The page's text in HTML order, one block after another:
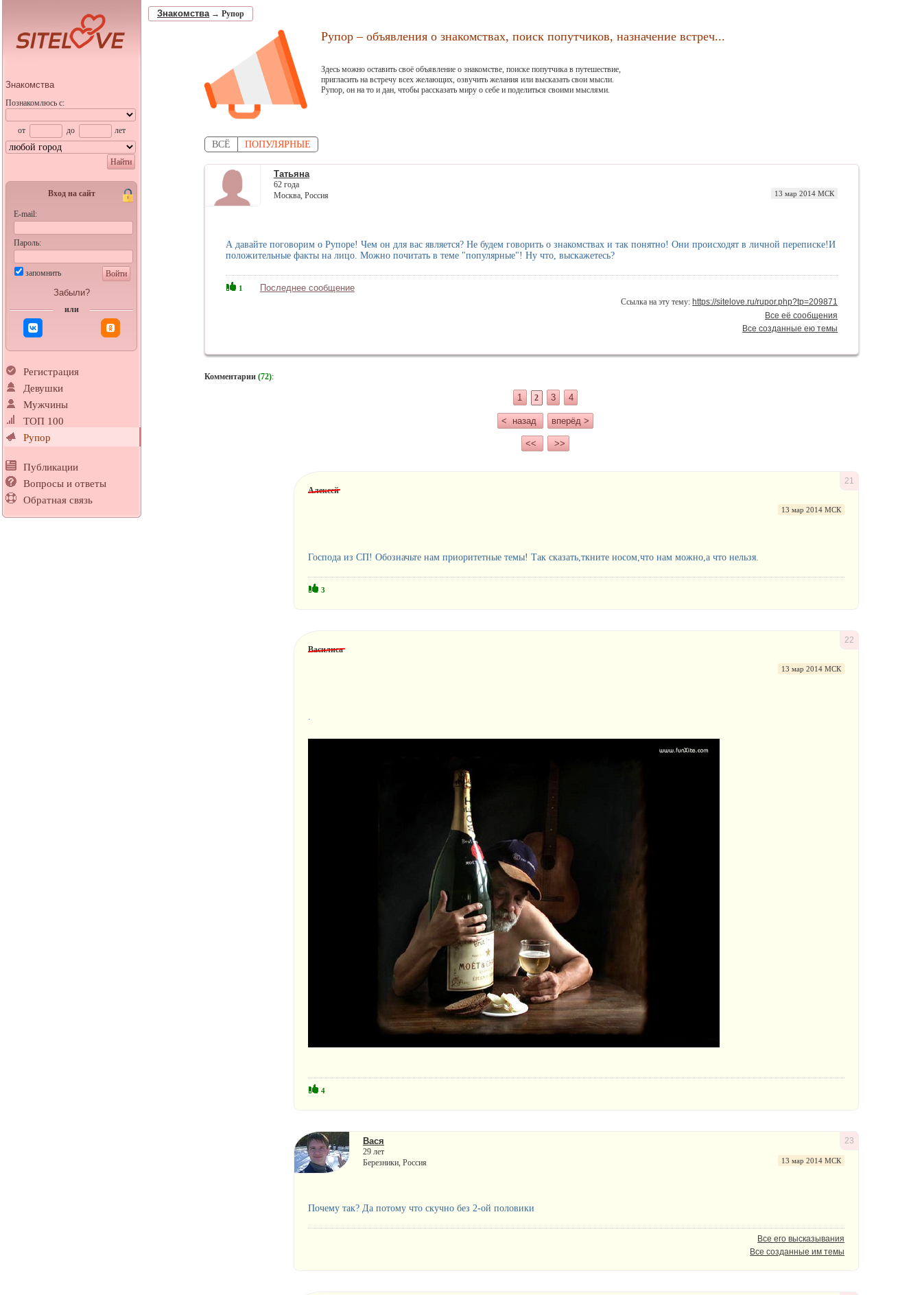
Знакомства
Познакомлюсь с:
от до лет
Найти
Вход на сайт
E-mail:
Пароль:
запомнить Войти
Забыли?
или
Регистрация
Девушки
Мужчины
ТОП 100
Рупор
Публикации
Вопросы и ответы
Обратная связь
Знакомства→ Рупор
Рупор – объявления о знакомствах, поиск попутчиков, назначение встреч...
Здесь можно оставить своё объявление о знакомстве, поиске попутчика в путешествие,
пригласить на встречу всех желающих, озвучить желания или высказать свои мысли.
Рупор, он на то и дан, чтобы рассказать миру о себе и поделиться своими мыслями.
ВСЁ ПОПУЛЯРНЫЕ
Татьяна
62 года
Москва, Россия
13 мар 2014 МСК
А давайте поговорим о Рупоре! Чем он для вас является? Не будем говорить о знакомствах и так понятно! Они происходят в личной переписке!И
положительные факты на лицо. Можно почитать в теме "популярные"! Ну что, выскажетесь?
1 Последнее сообщение
Ссылка на эту тему: https://sitelove.ru/rupor.php?tp=209871
Все её сообщения
Все созданные ею темы
Комментарии (72):
1 2 3 4
< назад вперёд >
<< >>
21
Алексей
13 мар 2014 МСК
Господа из СП! Обозначьте нам приоритетные темы! Так сказать,ткните носом,что нам можно,а что нельзя.
3
22
Василиса
13 мар 2014 МСК
4
23
Вася
29 лет
Березники, Россия
13 мар 2014 МСК
Почему так? Да потому что скучно без 2-ой половики
Все его высказывания
Все созданные им темы